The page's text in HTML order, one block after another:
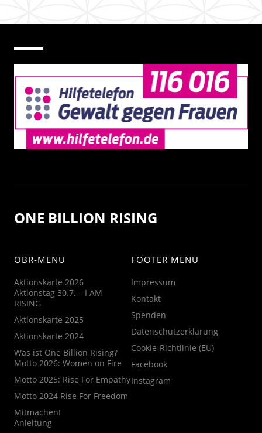
ONE BILLION RISING
OBR-MENU
Aktionskarte 2026
Aktionstag 30.7. – I AM
RISING
Aktionskarte 2025
Aktionskarte 2024
Was ist One Billion Rising?
Motto 2026: Women on Fire
Motto 2025: Rise For Empathy
Motto 2024 Rise For Freedom
Mitmachen!
Anleitung
FOOTER MENU
Impressum
Kontakt
Spenden
Datenschutzerklärung
Cookie-Richtlinie (EU)
Facebook
Instagram